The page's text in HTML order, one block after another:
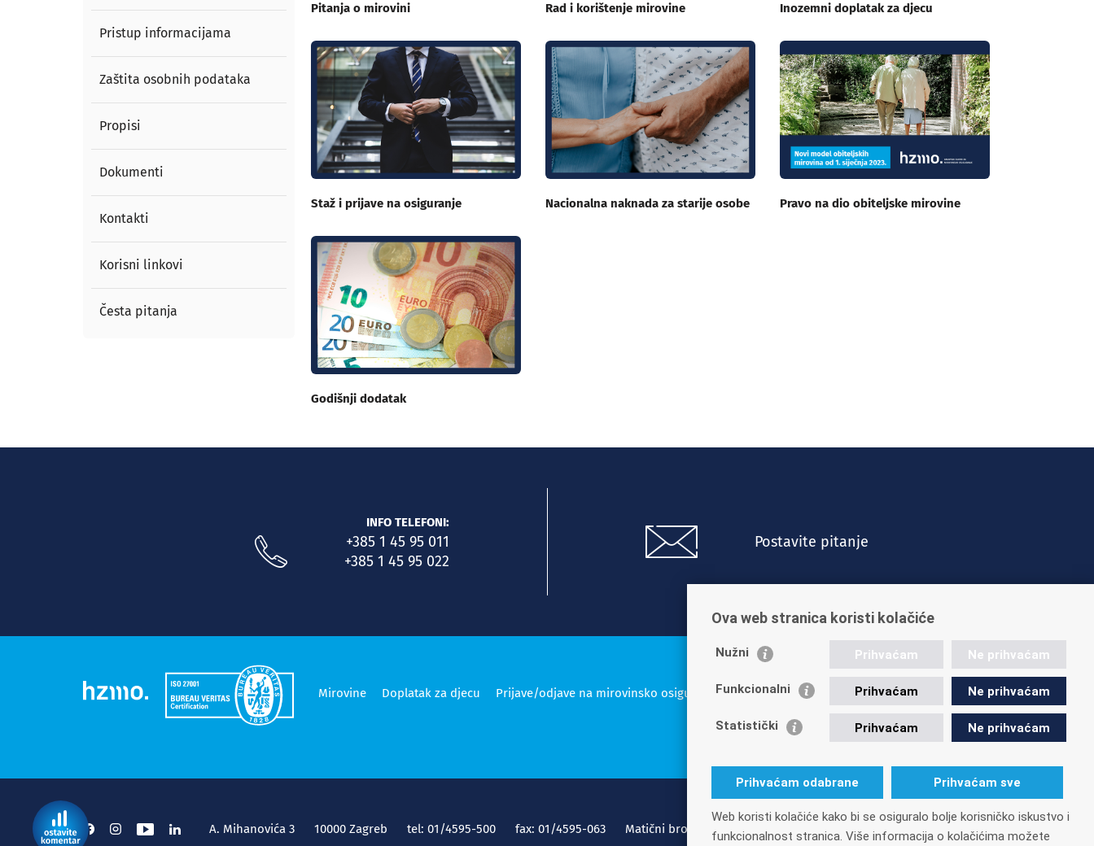
Pristup informacijama
Zaštita osobnih podataka
Propisi
Dokumenti
Kontakti
Korisni linkovi
Česta pitanja
Pitanja o mirovini Rad i korištenje mirovine Inozemni doplatak za djecu
Staž i prijave na osiguranje Nacionalna naknada za starije osobe Pravo na dio obiteljske mirovine
Godišnji dodatak
INFO TELEFONI:
+385 1 45 95 011
+385 1 45 95 022
Postavite pitanje
Mirovine Doplatak za djecu Prijave/odjave na mirovinsko osiguranje Vijesti Kontakt Posao u HZMO-u Impressum
A. Mihanovića 3 10000 Zagreb tel: 01/4595-500 fax: 01/4595-063 Matični broj: 1416626 OIB: 84397956623
Ova web stranica koristi kolačiće
Nužni Prihvaćam Ne prihvaćam
Funkcionalni Prihvaćam Ne prihvaćam
Statistički Prihvaćam Ne prihvaćam
Prihvaćam odabrane Prihvaćam sve
Web koristi kolačiće kako bi se osiguralo bolje korisničko iskustvo i
funkcionalnost stranica. Više informacija o kolačićima možete